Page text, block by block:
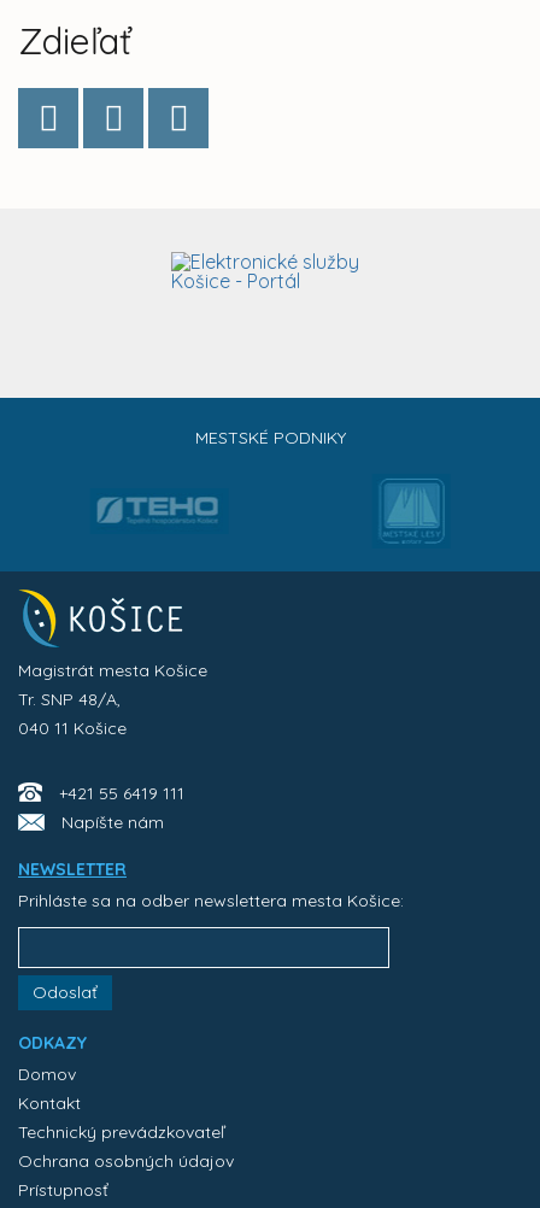
Zdieľať
MESTSKÉ PODNIKY
Magistrát mesta Košice
Tr. SNP 48/A,
040 11 Košice
+421 55 6419 111
Napíšte nám
NEWSLETTER
Prihláste sa na odber newslettera mesta Košice:
Odoslať
ODKAZY
Domov
Kontakt
Technický prevádzkovateľ
Ochrana osobných údajov
Prístupnosť